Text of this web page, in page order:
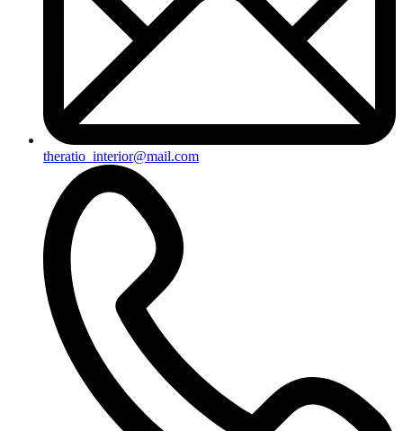
theratio_interior@mail.com